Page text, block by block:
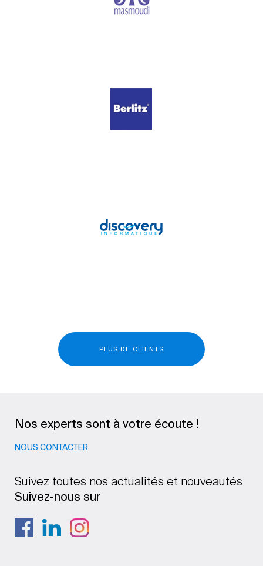
PLUS DE CLIENTS
Nos experts sont à votre écoute !
NOUS CONTACTER
Suivez toutes nos actualités et nouveautés
Suivez-nous sur